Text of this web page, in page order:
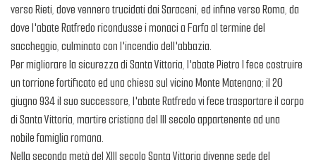
verso Rieti, dove vennero trucidati dai Saraceni, ed infine verso Roma, da
dove l'abate Ratfredo ricondusse i monaci a Farfa al termine del
saccheggio, culminato con l'incendio dell'abbazia.
Per migliorare la sicurezza di Santa Vittoria, l'abate Pietro I fece costruire
un torrione fortificato ed una chiesa sul vicino Monte Matenano; il 20
giugno 934 il suo successore, l'abate Ratfredo vi fece trasportare il corpo
di Santa Vittoria, martire cristiana del III secolo appartenente ad una
nobile famiglia romana.
Nella seconda metà del XIII secolo Santa Vittoria divenne sede del